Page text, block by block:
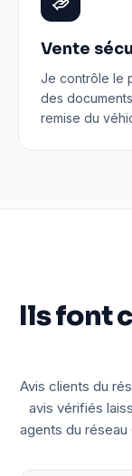
Vente
Je contrôle le
des
remise du
Ils font
Avis clients du
avis vérifiés
agents du réseau